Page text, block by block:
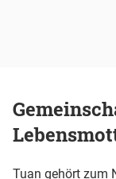
Tuan gehört zum